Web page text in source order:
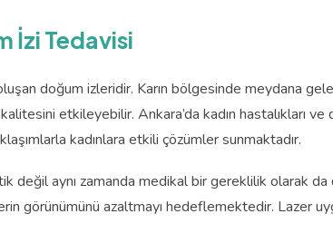
İzi Tedavisi
doğum izleridir. Karın bölgesinde meydana
etkileyebilir. Ankara’da kadın hastalıkları
kadınlara etkili çözümler sunmaktadır.
aynı zamanda medikal bir gereklilik olarak da
görünümünü azaltmayı hedeflemektedir. Lazer